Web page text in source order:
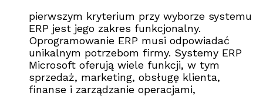
pierwszym kryterium przy wyborze systemu
ERP jest jego zakres funkcjonalny.
Oprogramowanie ERP musi odpowiadać
unikalnym potrzebom firmy. Systemy ERP
Microsoft oferują wiele funkcji, w tym
sprzedaż, marketing, obsługę klienta,
finanse i zarządzanie operacjami,